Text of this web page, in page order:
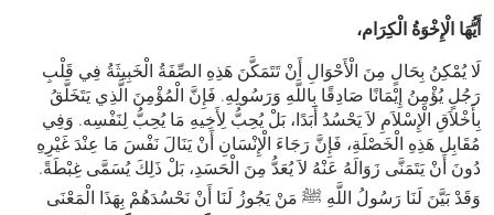
،أَيُّهَا الْإِخْوَةُ الْكِرَام
لَا يُمْكِنُ بِحَالٍ مِنَ الْأَحْوَالِ أَنْ تَتَمَكَّنَ هَذِهِ الصِّفَةُ الْخَبِيثَةُ فِي قَلْبِ
رَجُلٍ يُؤْمِنُ إِيْمَانًا صَادِقًا بِاللَّهِ وَرَسُولِهِ. فَإِنَّ الْمُؤْمِنَ الَّذِي يَتَخَلَّقُ
بِأَخْلاَقِ الْإِسْلاَمِ لاَ يَحْسُدُ أَبَدًا، بَلْ يُحِبُّ لِأَخِيهِ مَا يُحِبُّ لِنَفْسِه. وَفِي
مُقَابِل هَذِهِ الْخَصْلَةِ، فَإِنَّ رَجَاءَ الْإِنْسَانِ أَنْ يَنَالَ نَفْسَ مَا عِنْدَ غَيْرِهِ
دُونَ أَنْ يَتَمَنَّى زَوَالَهُ عَنْهُ لاَ يُعَدُّ مِنَ الْحَسَدِ، بَلْ ذَلِكَ يُسَمَّى غِبْطَةً.
وَقَدْ بَيَّنَ لَنَا رَسُولُ اللَّهِ ﷺ مَنْ يَجُوزُ لَنَا أَنْ نَحْسُدَهُمْ بِهَذَا الْمَعْنَى